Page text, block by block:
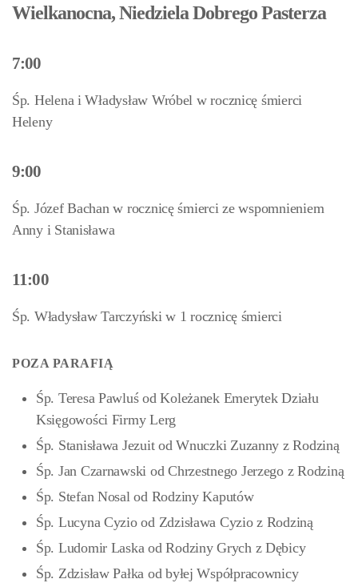
Wielkanocna, Niedziela Dobrego Pasterza
7:00
Śp. Helena i Władysław Wróbel w rocznicę śmierci
Heleny
9:00
Śp. Józef Bachan w rocznicę śmierci ze wspomnieniem
Anny i Stanisława
11:00
Śp. Władysław Tarczyński w 1 rocznicę śmierci
POZA PARAFIĄ
Śp. Teresa Pawluś od Koleżanek Emerytek Działu
Księgowości Firmy Lerg
Śp. Stanisława Jezuit od Wnuczki Zuzanny z Rodziną
Śp. Jan Czarnawski od Chrzestnego Jerzego z Rodziną
Śp. Stefan Nosal od Rodziny Kaputów
Śp. Lucyna Cyzio od Zdzisława Cyzio z Rodziną
Śp. Ludomir Laska od Rodziny Grych z Dębicy
Śp. Zdzisław Pałka od byłej Współpracownicy